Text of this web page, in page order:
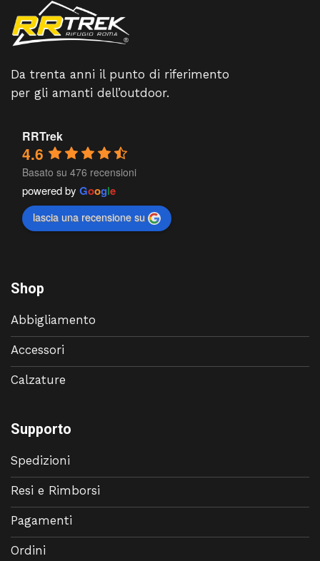
Da trenta anni il punto di riferimento
per gli amanti dell’outdoor.
RRTrek
4.6
Basato su 476 recensioni
powered by Google
lascia una recensione su
Shop
Abbigliamento
Accessori
Calzature
Supporto
Spedizioni
Resi e Rimborsi
Pagamenti
Ordini